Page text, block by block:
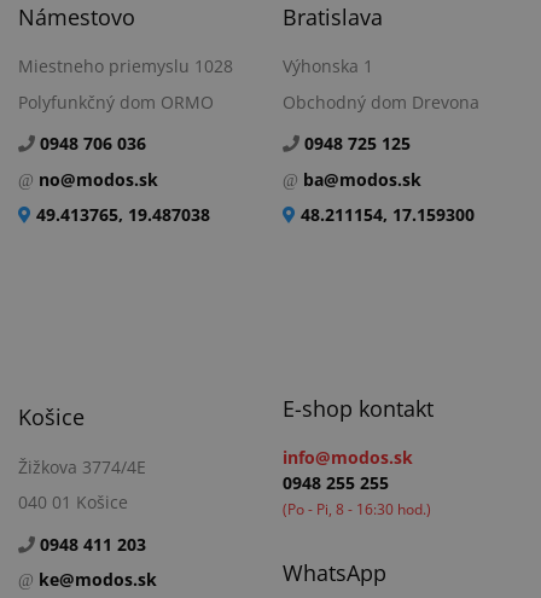
Námestovo
Miestneho priemyslu 1028
Polyfunkčný dom ORMO
0948 706 036
no@modos.sk
49.413765, 19.487038
Bratislava
Výhonska 1
Obchodný dom Drevona
0948 725 125
ba@modos.sk
48.211154, 17.159300
Košice
Žižkova 3774/4E
040 01 Košice
0948 411 203
ke@modos.sk
E-shop kontakt
info@modos.sk
0948 255 255
(Po - Pi, 8 - 16:30 hod.)
WhatsApp